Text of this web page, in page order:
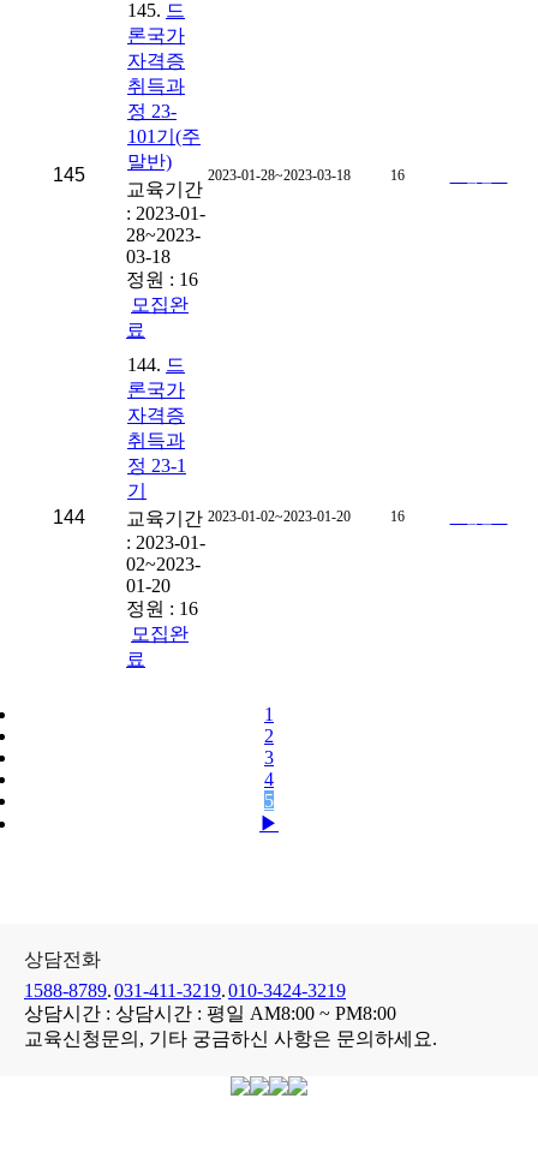
145
145. 드
론국가
자격증
취득과
정 23-
101기(주
말반)
교육기간
: 2023-01-
28~2023-
03-18
정원 : 16
모집완
료
2023-01-28~2023-03-18 16
144
144. 드
론국가
자격증
취득과
정 23-1
기
교육기간
: 2023-01-
02~2023-
01-20
정원 : 16
모집완
료
2023-01-02~2023-01-20 16
1
2
3
4
5
▶
상담전화
1588-8789.031-411-3219.010-3424-3219
상담시간 : 상담시간 : 평일 AM8:00 ~ PM8:00
교육신청문의, 기타 궁금하신 사항은 문의 하세요.